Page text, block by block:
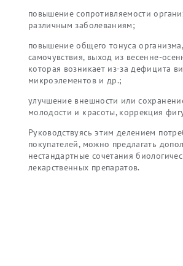
повышение сопротивляемости
различным заболеваниям;
повышение общего тонуса
самочувствия, выход из весенне-
которая возникает из-за дефицита
микроэлементов и др.;
улучшение внешности или
молодости и красоты, коррекция
Руководствуясь этим делением
покупателей, можно предлагать
нестандартные сочетания
лекарственных препаратов.